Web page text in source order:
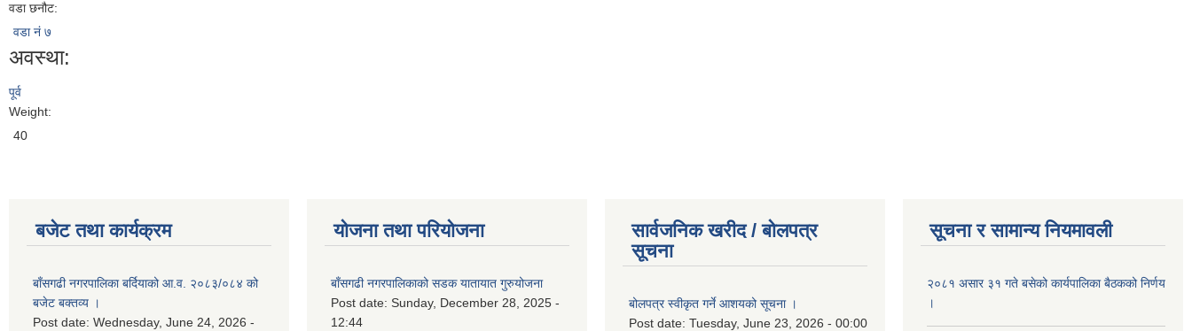
वडा छनौट:
वडा नं ७
अवस्था:
पूर्व
Weight:
40
बजेट तथा कार्यक्रम
बाँसगढी नगरपालिका बर्दियाको आ.व. २०८३/०८४ को
बजेट बक्तव्य ।
Post date: Wednesday, June 24, 2026 -
योजना तथा परियोजना
बाँसगढी नगरपालिकाको सडक यातायात गुरुयोजना
Post date: Sunday, December 28, 2025 -
12:44
सार्वजनिक खरीद / बोलपत्र
सूचना
बोलपत्र स्वीकृत गर्ने आशयको सूचना ।
Post date: Tuesday, June 23, 2026 - 00:00
सूचना र सामान्य नियमावली
२०८१ असार ३१ गते बसेको कार्यपालिका बैठकको निर्णय
।